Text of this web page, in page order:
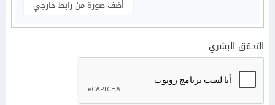
أضف صورة من رابط خارجي
التحقق البشري